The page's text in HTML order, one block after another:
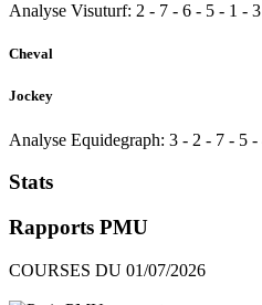
Analyse Visuturf: 2 - 7 - 6 - 5 - 1 - 3
Cheval
Jockey
Analyse Equidegraph: 3 - 2 - 7 - 5 -
Stats
Rapports PMU
COURSES DU 01/07/2026